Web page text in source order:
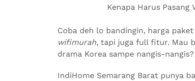
Kenapa Harus
Coba deh lo bandingin, harga
wifimurah, tapi juga full fitur. Mau
drama Korea sampe nangis-
IndiHome Semarang Barat punya